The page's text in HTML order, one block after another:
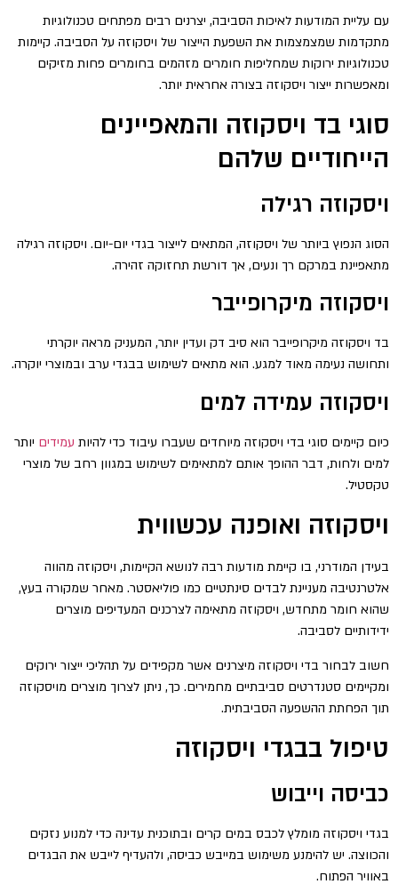
עם עליית המודעות לאיכות הסביבה, יצרנים רבים מפתחים טכנולוגיות
מתקדמות שמצמצמות את השפעת הייצור של ויסקוזה על הסביבה. קיימות
טכנולוגיות ירוקות שמחליפות חומרים מזהמים בחומרים פחות מזיקים
ומאפשרות ייצור ויסקוזה בצורה אחראית יותר.
סוגי בד ויסקוזה והמאפיינים
הייחודיים שלהם
ויסקוזה רגילה
הסוג הנפוץ ביותר של ויסקוזה, המתאים לייצור בגדי יום-יום. ויסקוזה רגילה
מתאפיינת במרקם רך ונעים, אך דורשת תחזוקה זהירה.
ויסקוזה מיקרופייבר
בד ויסקוזה מיקרופייבר הוא סיב דק ועדין יותר, המעניק מראה יוקרתי
ותחושה נעימה מאוד למגע. הוא מתאים לשימוש בבגדי ערב ובמוצרי יוקרה.
ויסקוזה עמידה למים
כיום קיימים סוגי בדי ויסקוזה מיוחדים שעברו עיבוד כדי להיות עמידים יותר
למים ולחות, דבר ההופך אותם למתאימים לשימוש במגוון רחב של מוצרי
טקסטיל.
ויסקוזה ואופנה עכשווית
בעידן המודרני, בו קיימת מודעות רבה לנושא הקיימות, ויסקוזה מהווה
אלטרנטיבה מעניינת לבדים סינתטיים כמו פוליאסטר. מאחר שמקורה בעץ,
שהוא חומר מתחדש, ויסקוזה מתאימה לצרכנים המעדיפים מוצרים
ידידותיים לסביבה.
חשוב לבחור בדי ויסקוזה מיצרנים אשר מקפידים על תהליכי ייצור ירוקים
ומקיימים סטנדרטים סביבתיים מחמירים. כך, ניתן לצרוך מוצרים מויסקוזה
תוך הפחתת ההשפעה הסביבתית.
טיפול בבגדי ויסקוזה
כביסה וייבוש
בגדי ויסקוזה מומלץ לכבס במים קרים ובתוכנית עדינה כדי למנוע נזקים
והכווצה. יש להימנע משימוש במייבש כביסה, ולהעדיף לייבש את הבגדים
באוויר הפתוח.